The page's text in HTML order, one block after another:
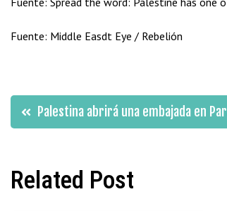
Fuente: Middle Easdt Eye / Rebelión
Navegación
entradas
Palestina abrirá una embajada en
Related Post